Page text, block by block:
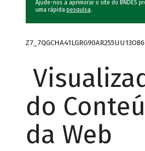
Ajude-nos a aprimorar o site do BNDES
uma rápida pesquisa.
Z7_7QGCHA41LGRG90AR255UU13O86
do
da Web